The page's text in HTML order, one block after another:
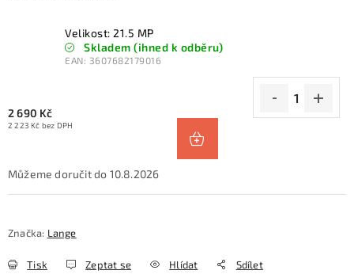
Velikost: 21.5 MP
Skladem (ihned k odběru)
EAN: 3607682179016
2 690 Kč
2 223 Kč bez DPH
10.8.2026
Značka: Lange
Tisk Zeptat se Hlídat Sdílet